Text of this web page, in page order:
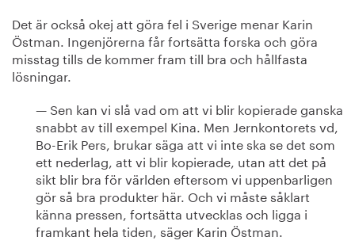
Det är också okej att göra fel i Sverige menar Karin
Östman. Ingenjörerna får fortsätta forska och göra
misstag tills de kommer fram till bra och hållfasta
lösningar.
— Sen kan vi slå vad om att vi blir kopierade ganska
snabbt av till exempel Kina. Men Jernkontorets vd,
Bo-Erik Pers, brukar säga att vi inte ska se det som
ett nederlag, att vi blir kopierade, utan att det på
sikt blir bra för världen eftersom vi uppenbarligen
gör så bra produkter här. Och vi måste såklart
känna pressen, fortsätta utvecklas och ligga i
framkant hela tiden, säger Karin Östman.